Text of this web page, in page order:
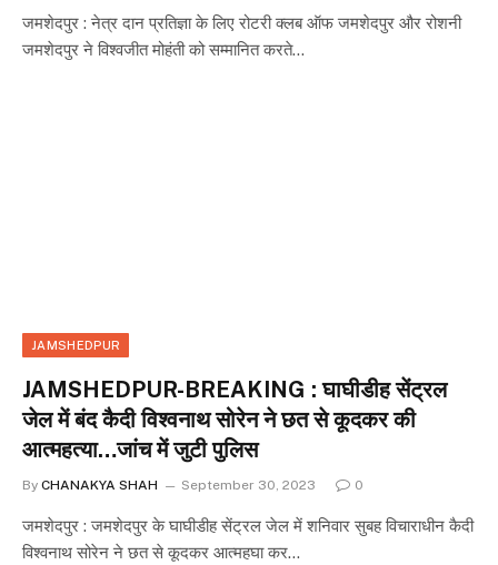
जमशेदपुर : नेत्र दान प्रतिज्ञा के लिए रोटरी क्लब ऑफ जमशेदपुर और रोशनी
जमशेदपुर ने विश्वजीत मोहंती को सम्मानित करते…
JAMSHEDPUR
JAMSHEDPUR-BREAKING : घाघीडीह सेंट्रल
जेल में बंद कैदी विश्वनाथ सोरेन ने छत से कूदकर की
आत्महत्या…जांच में जुटी पुलिस
By CHANAKYA SHAH September 30, 2023 0
जमशेदपुर : जमशेदपुर के घाघीडीह सेंट्रल जेल में शनिवार सुबह विचाराधीन कैदी
विश्वनाथ सोरेन ने छत से कूदकर आत्महघा कर…